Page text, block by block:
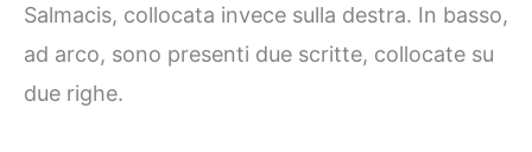
Salmacis, collocata invece sulla destra. In basso,
ad arco, sono presenti due scritte, collocate su
due righe.